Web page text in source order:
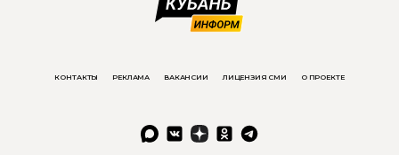
КОНТАКТЫ РЕКЛАМА ВАКАНСИИ ЛИЦЕНЗИЯ СМИ О ПРОЕКТЕ